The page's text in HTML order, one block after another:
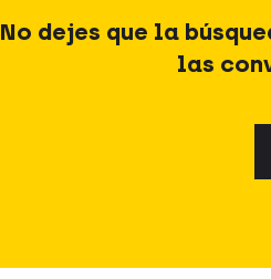
No dejes que la
las